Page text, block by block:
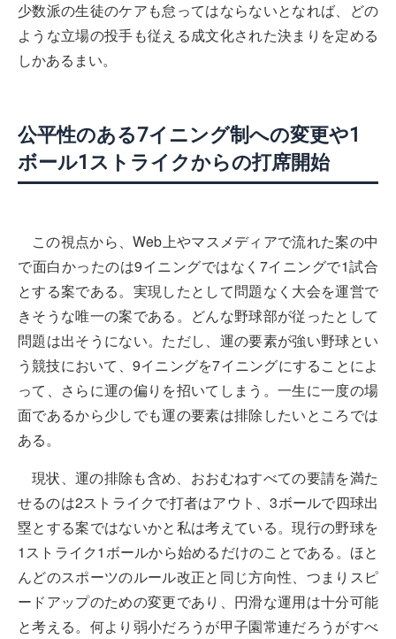
少数派の生徒のケアも怠ってはならないとなれば、どの
ような立場の投手も従える成文化された決まりを定める
しかあるまい。
公平性のある7イニング制への変更や1
ボール1ストライクからの打席開始
この視点から、Web上やマスメディアで流れた案の中
で面白かったのは9イニングではなく7イニングで1試合
とする案である。実現したとして問題なく大会を運営で
きそうな唯一の案である。どんな野球部が従ったとして
問題は出そうにない。ただし、運の要素が強い野球とい
う競技において、9イニングを7イニングにすることによ
って、さらに運の偏りを招いてしまう。一生に一度の場
面であるから少しでも運の要素は排除したいところでは
ある。
現状、運の排除も含め、おおむねすべての要請を満た
せるのは2ストライクで打者はアウト、3ボールで四球出
塁とする案ではないかと私は考えている。現行の野球を
1ストライク1ボールから始めるだけのことである。ほと
んどのスポーツのルール改正と同じ方向性、つまりスピ
ードアップのための変更であり、円滑な運用は十分可能
と考える。何より弱小だろうが甲子園常連だろうがすべ